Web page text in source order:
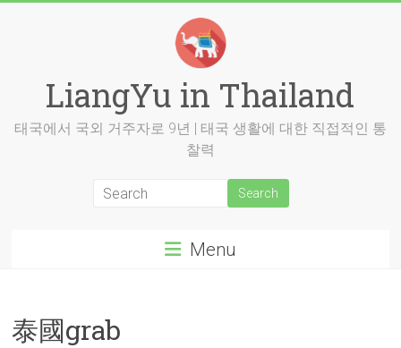
LiangYu in Thailand
태국에서 국외 거주자로 9년 | 태국 생활에 대한 직접적인 통
찰력
Menu
泰國grab